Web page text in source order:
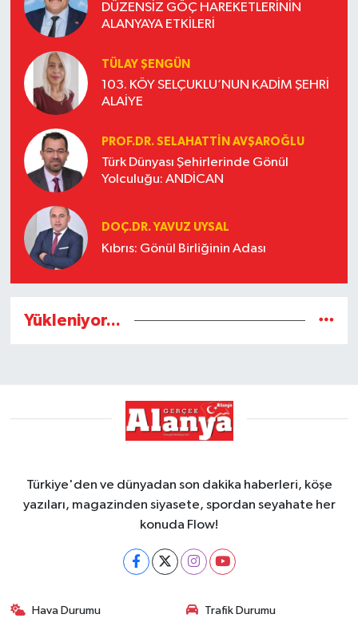
DÜZENSİZ GÖÇ HAREKETLERİNİN
ALANYAYA ETKİLERİ
TÜLAY ŞENGÜN
103. KÖY SELÇUKLU’NUN KADİM ŞEHRİ
ALAİYE
PROF.DR. SELAHATTIN AVŞAROĞLU
Türk Dünyası Şehirlerinde Gönül
Yolculuğu: ANDİCAN
DOÇ.DR. YAVUZ UYSAL
Kıbrıs: Gönül Birliğinin Adası
Yükleniyor...
Türkiye'den ve dünyadan son dakika haberleri, köşe
yazıları, magazinden siyasete, spordan seyahate her
konuda Flow!
Hava Durumu Trafik Durumu